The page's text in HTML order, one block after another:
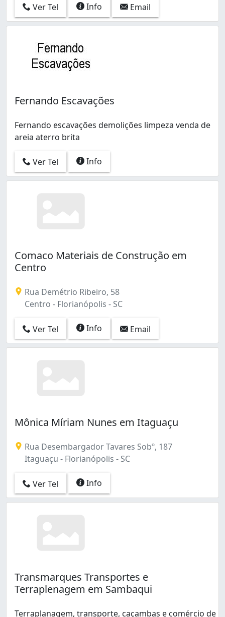
Ver Tel Info Email
Fernando Escavações
Fernando escavações demolições limpeza venda de
areia aterro brita
Ver Tel Info
Comaco Materiais de Construção em
Centro
Rua Demétrio Ribeiro, 58
Centro - Florianópolis - SC
Ver Tel Info Email
Mônica Míriam Nunes em Itaguaçu
Rua Desembargador Tavares Sobº, 187
Itaguaçu - Florianópolis - SC
Ver Tel Info
Transmarques Transportes e
Terraplenagem em Sambaqui
Terraplanagem, transporte, caçambas e comércio de